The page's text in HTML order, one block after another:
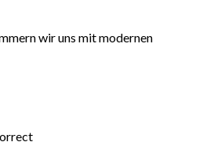
wir uns mit modernen